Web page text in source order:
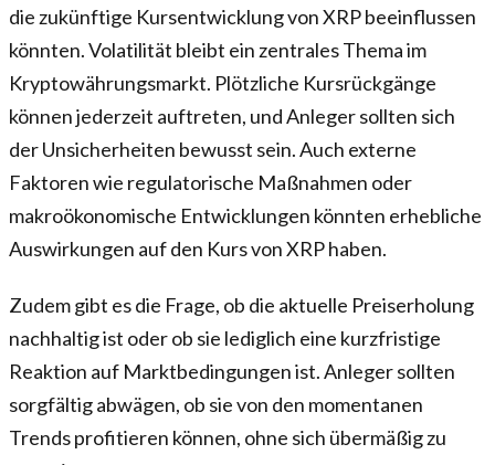
die zukünftige Kursentwicklung von XRP beeinflussen
könnten. Volatilität bleibt ein zentrales Thema im
Kryptowährungsmarkt. Plötzliche Kursrückgänge
können jederzeit auftreten, und Anleger sollten sich
der Unsicherheiten bewusst sein. Auch externe
Faktoren wie regulatorische Maßnahmen oder
makroökonomische Entwicklungen könnten erhebliche
Auswirkungen auf den Kurs von XRP haben.
Zudem gibt es die Frage, ob die aktuelle Preiserholung
nachhaltig ist oder ob sie lediglich eine kurzfristige
Reaktion auf Marktbedingungen ist. Anleger sollten
sorgfältig abwägen, ob sie von den momentanen
Trends profitieren können, ohne sich übermäßig zu